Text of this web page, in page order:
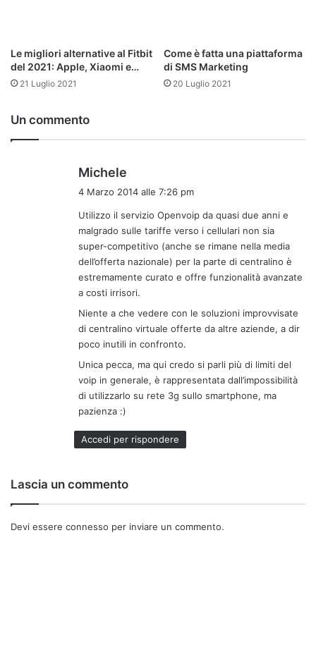
il centralino virtuale di OpenVOIP è lo strumento
giusto per creare con un investimento minimo
un’infrastruttura telefonica aziendale affidabile e
la politica commerciale etica e trasparente di
OpenVOIP rende più facile passare da un Operatore
con il VOIP la telefonia converge verso altro servizi IP
(linea dati, video, audio…), rendendo possibile
l’implementazione e la crescita continua dei servizi
grazie ai servizi OpenVOIP, le aziende possono
ottimizzare i processi aziendali, aumentare l’efficienza
e gestire in maniera più rapida il flusso delle
informazioni. Per le sue caratteristiche, il VOIP si
presenta come lo strumento migliore per favorire il
telelavoro, che diventa finalmente un’opzione a
disposizione delle aziende e del loro capitale umano.
[Per ulteriori informazioni, visitare il sito diOpenVOIP]
voip
Le migliori alternative al Fitbit
del 2021: Apple, Xiaomi e…
21 Luglio 2021
Come è fatta una piattaforma
di SMS Marketing
20 Luglio 2021
Un commento
Michele
e
t
t
o
:
4 Marzo 2014 alle 7:26 pm
Utilizzo il servizio Openvoip da quasi due anni e
malgrado sulle tariffe verso i cellulari non sia
super-competitivo (anche se rimane nella media
dell’offerta nazionale) per la parte di centralino è
estremamente curato e offre funzionalità avanzate
a costi irrisori.
Niente a che vedere con le soluzioni improvvisate
di centralino virtuale offerte da altre aziende, a dir
poco inutili in confronto.
Unica pecca, ma qui credo si parli più di limiti del
voip in generale, è rappresentata dall’impossibilità
di utilizzarlo su rete 3g sullo smartphone, ma
pazienza :)
Accedi per rispondere
Lascia un commento
Devi essere connesso per inviare un commento.